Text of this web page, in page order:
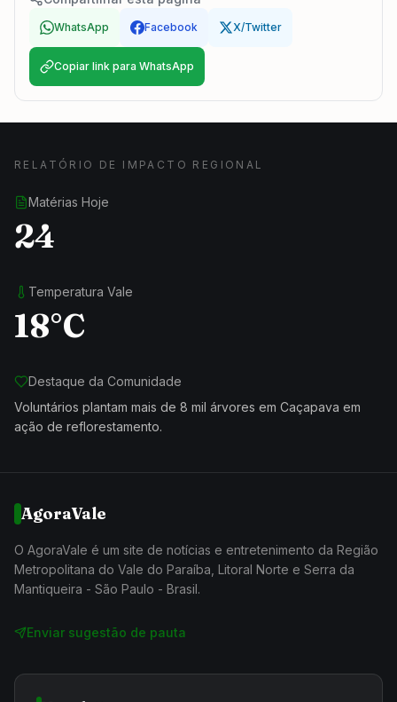
WhatsApp Facebook X/Twitter
Copiar link para WhatsApp
RELATÓRIO DE IMPACTO REGIONAL
Matérias Hoje
24
Temperatura Vale
18°C
Destaque da Comunidade
Voluntários plantam mais de 8 mil árvores em Caçapava em
ação de reflorestamento.
AgoraVale
O AgoraVale é um site de notícias e entretenimento da Região
Metropolitana do Vale do Paraíba, Litoral Norte e Serra da
Mantiqueira - São Paulo - Brasil.
Enviar sugestão de pauta